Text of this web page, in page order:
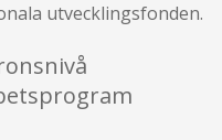
utvecklingsfonden.